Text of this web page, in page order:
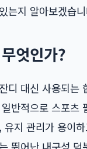
는지 알아보겠습
엇인가?
디 대신 사용되는
반적으로 스포츠
지 관리가 용이